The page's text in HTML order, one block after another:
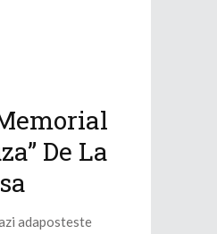
De La
adaposteste